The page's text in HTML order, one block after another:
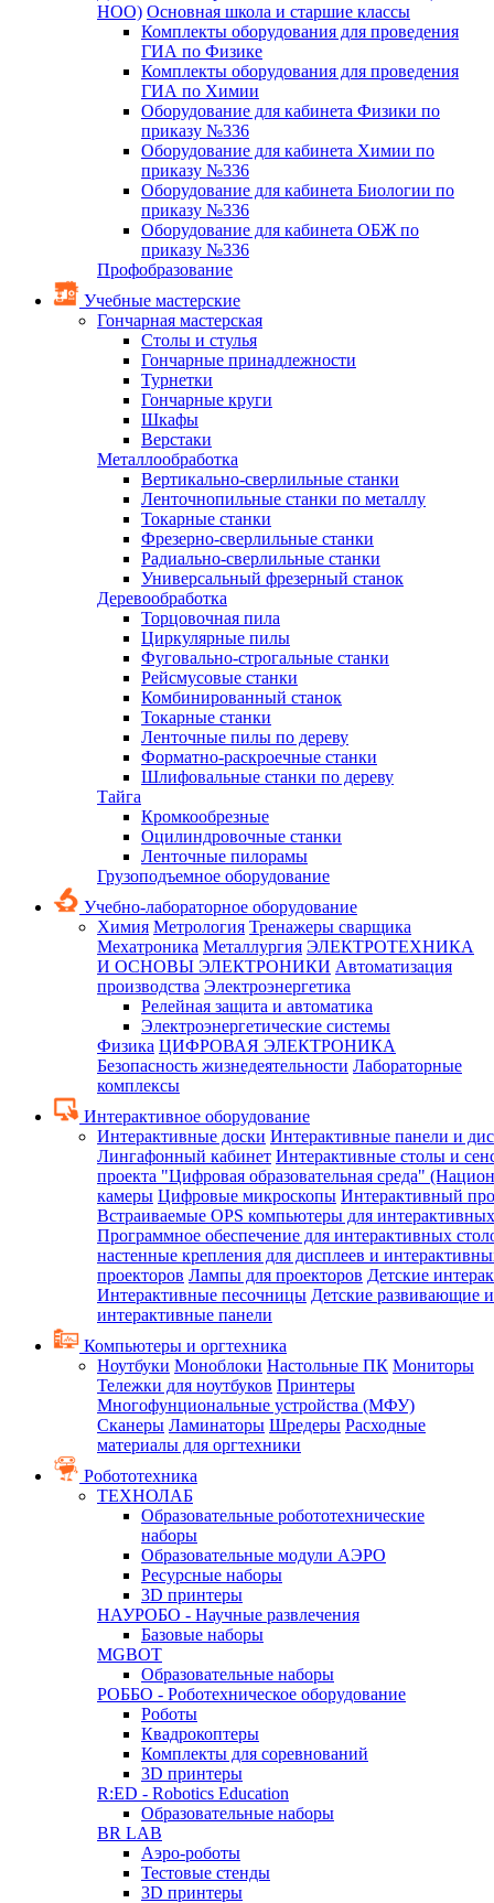
НОО) Основная школа и старшие классы
Комплекты оборудования для проведения
ГИА по Физике
Комплекты оборудования для проведения
ГИА по Химии
Оборудование для кабинета Физики по
приказу №336
Оборудование для кабинета Химии по
приказу №336
Оборудование для кабинета Биологии по
приказу №336
Оборудование для кабинета ОБЖ по
приказу №336
Профобразование
Учебные мастерские
Гончарная мастерская
Столы и стулья
Гончарные принадлежности
Турнетки
Гончарные круги
Шкафы
Верстаки
Металлообработка
Вертикально-сверлильные станки
Ленточнопильные станки по металлу
Токарные станки
Фрезерно-сверлильные станки
Радиально-сверлильные станки
Универсальный фрезерный станок
Деревообработка
Торцовочная пила
Циркулярные пилы
Фуговально-строгальные станки
Рейсмусовые станки
Комбинированный станок
Токарные станки
Ленточные пилы по дереву
Форматно-раскроечные станки
Шлифовальные станки по дереву
Тайга
Кромкообрезные
Оцилиндровочные станки
Ленточные пилорамы
Грузоподъемное оборудование
Учебно-лабораторное оборудование
Химия Метрология Тренажеры сварщика
Мехатроника Металлургия ЭЛЕКТРОТЕХНИКА
И ОСНОВЫ ЭЛЕКТРОНИКИ Автоматизация
производства Электроэнергетика
Релейная защита и автоматика
Электроэнергетические системы
Физика ЦИФРОВАЯ ЭЛЕКТРОНИКА
Безопасность жизнедеятельности Лабораторные
комплексы
Интерактивное оборудование
Интерактивные доски Интерактивные панели и
Лингафонный кабинет Интерактивные столы и
проекта "Цифровая образовательная среда"
камеры Цифровые микроскопы Интерактивный
Встраиваемые OPS компьютеры для
Программное обеспечение для интерактивных
настенные крепления для дисплеев и
проекторов Лампы для проекторов Детские
Интерактивные песочницы Детские развивающие
интерактивные панели
Компьютеры и оргтехника
Ноутбуки Моноблоки Настольные ПК Мониторы
Тележки для ноутбуков Принтеры
Многофунциональные устройства (МФУ)
Сканеры Ламинаторы Шредеры Расходные
материалы для оргтехники
Робототехника
ТЕХНОЛАБ
Образовательные робототехнические
наборы
Образовательные модули АЭРО
Ресурсные наборы
3D принтеры
НАУРОБО - Научные развлечения
Базовые наборы
MGBOT
Образовательные наборы
РОББО - Роботехническое оборудование
Роботы
Квадрокоптеры
Комплекты для соревнований
3D принтеры
R:ED - Robotics Education
Образовательные наборы
BR LAB
Аэро-роботы
Тестовые стенды
3D принтеры